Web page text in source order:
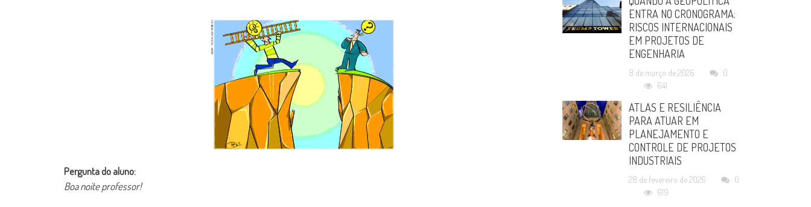
Pergunta do aluno:
Boa noite professor!
ENTRA NO CRONOGRAMA:
RISCOS INTERNACIONAIS
EM PROJETOS DE
ENGENHARIA
8 de março de 2026
0
641
ATLAS E RESILIÊNCIA
PARA ATUAR EM
PLANEJAMENTO E
CONTROLE DE PROJETOS
INDUSTRIAIS
28 de fevereiro de 2026
0
619